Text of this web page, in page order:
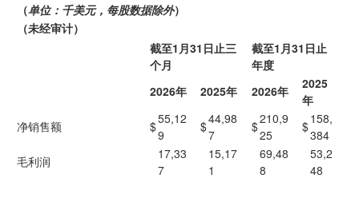
（单位：千美元，每股数据除外）
（未经审计）
截至1月31日止三
个月
截至1月31日止
年度
2026年
2025年 2026年
2025
年
净销售额
$55,12
9
$44,98
7
$210,9
25
$158,
384
毛利润
17,33
7
15,17
1
69,48
8
53,2
48